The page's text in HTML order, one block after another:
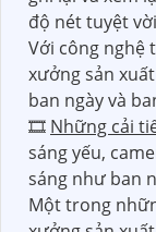
độ nét tuyệt
Với công nghệ
xưởng sản
ban ngày và
🎞 Những cải
sáng yếu,
sáng như ban
Một trong